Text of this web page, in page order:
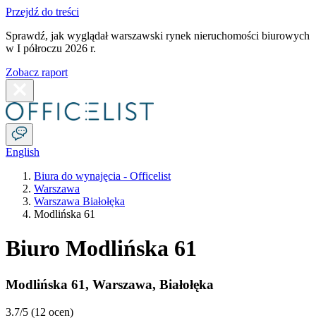
Przejdź do treści
Sprawdź, jak wyglądał warszawski rynek nieruchomości biurowych
w I półroczu 2026 r.
Zobacz raport
English
Biura do wynajęcia - Officelist
Warszawa
Warszawa Białołęka
Modlińska 61
Biuro Modlińska 61
Modlińska 61, Warszawa, Białołęka
3.7/5 (12 ocen)